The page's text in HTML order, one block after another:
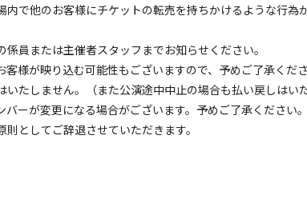
で他のお客様にチケットの転売を持ちかけるような行為
員または主催者スタッフまでお知らせください。
様が映り込む可能性もございますので、予めご了承くだ
たしません。（また公演途中中止の場合も払い戻しはい
ンバーが変更になる場合がございます。予めご了承く
としてご辞退させていただきます。